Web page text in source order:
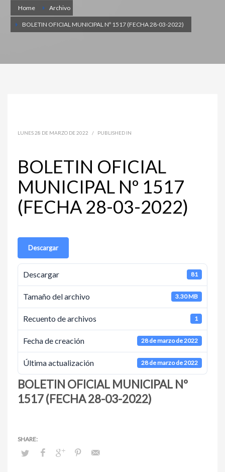
Home Archivo
BOLETIN OFICIAL MUNICIPAL Nº 1517 (FECHA 28-03-2022)
LUNES 28 DE MARZO DE 2022 / PUBLISHED IN
BOLETIN OFICIAL
MUNICIPAL Nº 1517
(FECHA 28-03-2022)
Descargar
Descargar 81
Tamaño del archivo 3.30 MB
Recuento de archivos 1
Fecha de creación 28 de marzo de 2022
Última actualización 28 de marzo de 2022
BOLETIN OFICIAL MUNICIPAL Nº
1517 (FECHA 28-03-2022)